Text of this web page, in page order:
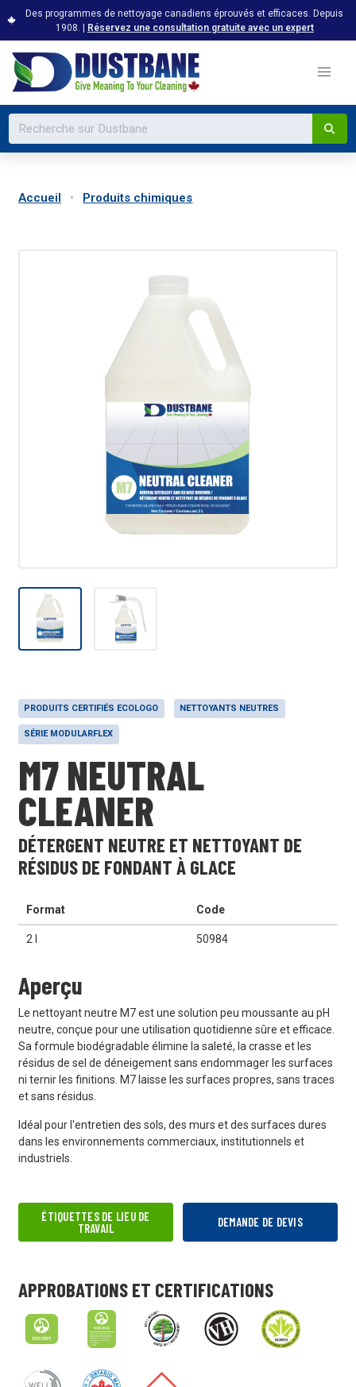
Des programmes de nettoyage canadiens éprouvés et efficaces. Depuis
1908. | Réservez une consultation gratuite avec un expert
Accueil Produits chimiques
PRODUITS CERTIFIÉS ECOLOGO NETTOYANTS NEUTRES
SÉRIE MODULARFLEX
M7 NEUTRAL
CLEANER
DÉTERGENT NEUTRE ET NETTOYANT DE
RÉSIDUS DE FONDANT À GLACE
Format Code
2 l 50984
Aperçu
Le nettoyant neutre M7 est une solution peu moussante au pH
neutre, conçue pour une utilisation quotidienne sûre et efficace.
Sa formule biodégradable élimine la saleté, la crasse et les
résidus de sel de déneigement sans endommager les surfaces
ni ternir les finitions. M7 laisse les surfaces propres, sans traces
et sans résidus.
Idéal pour l'entretien des sols, des murs et des surfaces dures
dans les environnements commerciaux, institutionnels et
industriels.
ÉTIQUETTES DE LIEU DE
TRAVAIL
DEMANDE DE DEVIS
APPROBATIONS ET CERTIFICATIONS